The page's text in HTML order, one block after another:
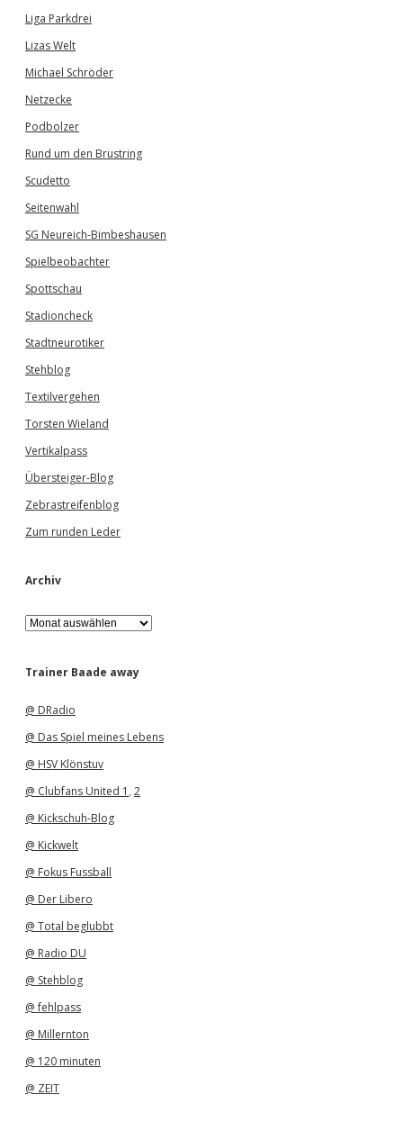
Liga Parkdrei
Lizas Welt
Michael Schröder
Netzecke
Podbolzer
Rund um den Brustring
Scudetto
Seitenwahl
SG Neureich-Bimbeshausen
Spielbeobachter
Spottschau
Stadioncheck
Stadtneurotiker
Stehblog
Textilvergehen
Torsten Wieland
Vertikalpass
Übersteiger-Blog
Zebrastreifenblog
Zum runden Leder
Archiv
A
r
h
Trainer Baade away
@ DRadio
@ Das Spiel meines Lebens
@ HSV Klönstuv
@ Clubfans United 1 , 2
@ Kickschuh-Blog
@ Kickwelt
@ Fokus Fussball
@ Der Libero
@ Total beglubbt
@ Radio DU
@ Stehblog
@ fehlpass
@ Millernton
@ 120 minuten
@ ZEIT